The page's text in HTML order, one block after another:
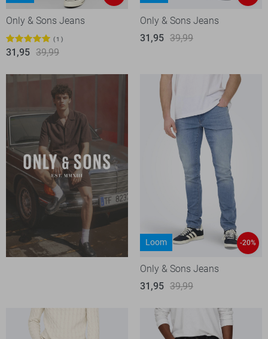
Only & Sons Jeans
1
31,95 39,99
Only & Sons Jeans
31,95 39,99
Loom -20%
Only & Sons Jeans
31,95 39,99